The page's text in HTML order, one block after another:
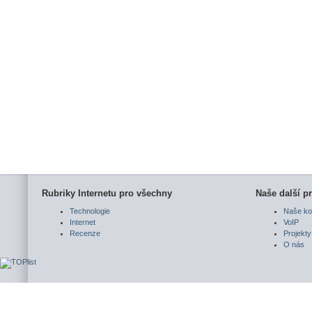
Rubriky Internetu pro všechny
Technologie
Internet
Recenze
Naše další
Naše
VoIP
Projekty
O nás